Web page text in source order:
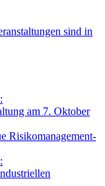
sind in
am 7. Oktober
Risikomanagement-